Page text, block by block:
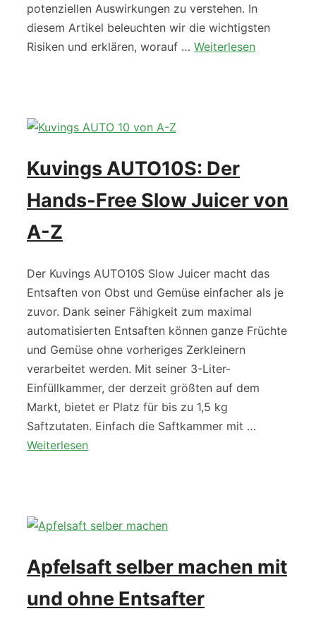
potenziellen Auswirkungen zu verstehen. In
diesem Artikel beleuchten wir die wichtigsten
Risiken und erklären, worauf … Weiterlesen
Kuvings AUTO10S: Der
Hands-Free Slow Juicer von
A-Z
Der Kuvings AUTO10S Slow Juicer macht das
Entsaften von Obst und Gemüse einfacher als je
zuvor. Dank seiner Fähigkeit zum maximal
automatisierten Entsaften können ganze Früchte
und Gemüse ohne vorheriges Zerkleinern
verarbeitet werden. Mit seiner 3-Liter-
Einfüllkammer, der derzeit größten auf dem
Markt, bietet er Platz für bis zu 1,5 kg
Saftzutaten. Einfach die Saftkammer mit …
Weiterlesen
Apfelsaft selber machen mit
und ohne Entsafter